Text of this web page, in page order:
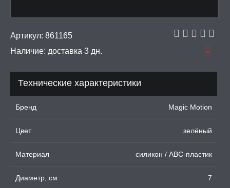
ФЕТИШ
ИНТИМ-ГЕЛИ,
НА ЧЛЕН
Артикул: 861165
Наличие: доставка 3 дн.
Технические характеристики
Бренд Magic Motion
Цвет зелёный
Материал силикон / ABC-пластик
Диаметр, см 7